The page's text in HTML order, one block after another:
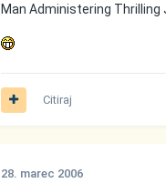
Man Administering Thrilling
Citiraj
28. marec 2006